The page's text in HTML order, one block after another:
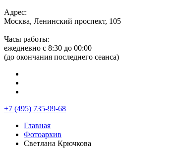
Адрес:
Москва, Ленинский проспект, 105
Часы работы:
ежедневно с 8:30 до 00:00
(до окончания последнего сеанса)
+7 (495) 735-99-68
Главная
Фотоархив
Светлана Крючкова